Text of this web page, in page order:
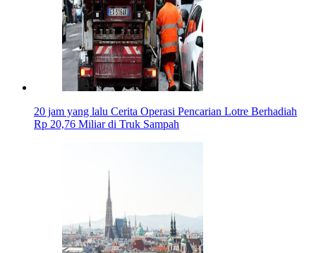
20 jam yang lalu Cerita Operasi Pencarian Lotre Berhadiah
Rp 20,76 Miliar di Truk Sampah